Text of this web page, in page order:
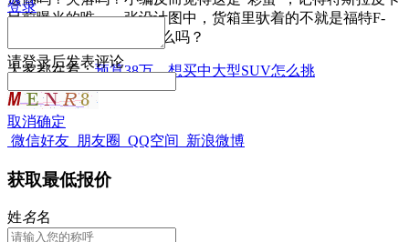
目前曝光的唯一一张设计图中，货箱里驮着的不就是福特F-
150吗？懂我想要表达什么吗？
大家都在看：预算38万，想买中大型SUV怎么挑
登录
请登录后发表评论
取消确定
微信好友 朋友圈 QQ空间 新浪微博
获取最低报价
姓名名